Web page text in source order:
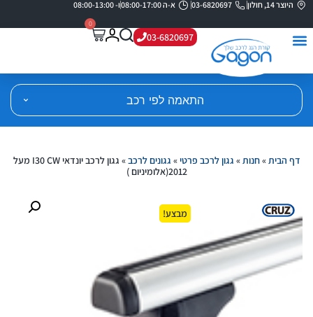
היוצר 14, חולון 03-6820697 א-ה 08:00-17:00 ו- 08:00-13:00
03-6820697
0
התאמה לפי רכב
דף הבית»חנות» גגון לרכב פרטי» גגונים לרכב»
גגון לרכב יונדאי I30 CW מעל
2012(אלומיניום )
מבצע!